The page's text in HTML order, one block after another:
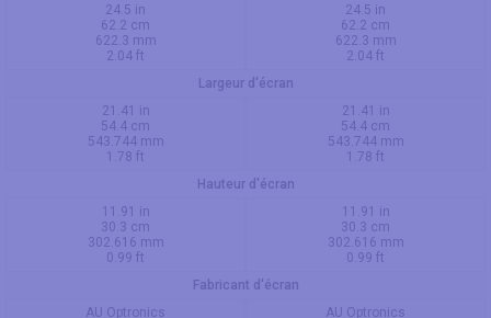
24.5 in
62.2 cm
622.3 mm
2.04 ft
24.5 in
62.2 cm
622.3 mm
2.04 ft
Largeur d'écran
21.41 in
54.4 cm
543.744 mm
1.78 ft
21.41 in
54.4 cm
543.744 mm
1.78 ft
Hauteur d'écran
11.91 in
30.3 cm
302.616 mm
0.99 ft
11.91 in
30.3 cm
302.616 mm
0.99 ft
Fabricant d'écran
AU Optronics
AU Optronics